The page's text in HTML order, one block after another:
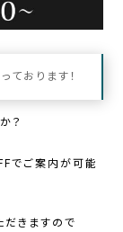
おります！
？
でご案内が可能
きますので